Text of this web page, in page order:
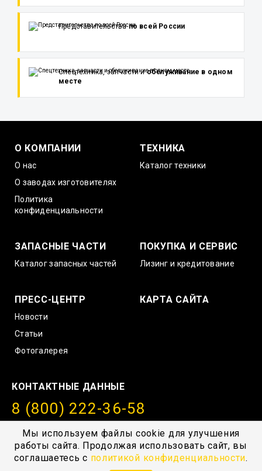
Мы используем файлы cookie для улучшения
работы сайта. Продолжая использовать сайт, вы
соглашаетесь с политикой конфиденциальности.
Представительствапо всей России
Спецтехника, запчасти иобслуживание в одном
месте
О КОМПАНИИ
О нас
О заводах изготовителях
Политика
конфиденциальности
ТЕХНИКА
Каталог техники
ЗАПАСНЫЕ ЧАСТИ
Каталог запасных частей
ПОКУПКА И СЕРВИС
Лизинг и кредитование
ПРЕСС-ЦЕНТР
Новости
Статьи
Фотогалерея
КАРТА САЙТА
КОНТАКТНЫЕ ДАННЫЕ
8 (800) 222-36-58
info@amurstroy.su
© 2004—2026, ГК “АмурСтройТехника”, г. Хабаровск,
с.Тополево, Проезд южный 1